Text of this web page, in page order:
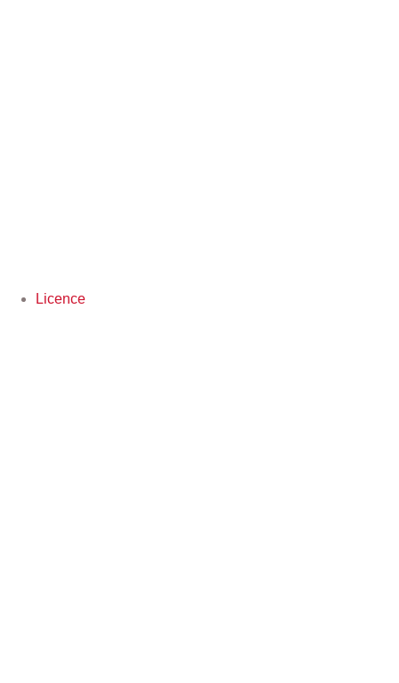
Licence